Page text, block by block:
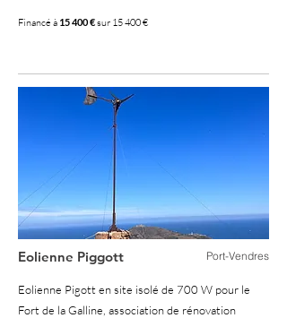
Financé à 15 400 €sur 15 400 €
Eolienne Piggott Port-Vendres
Eolienne Pigott en site isolé de 700 W pour le
Fort de la Galline, association de rénovation